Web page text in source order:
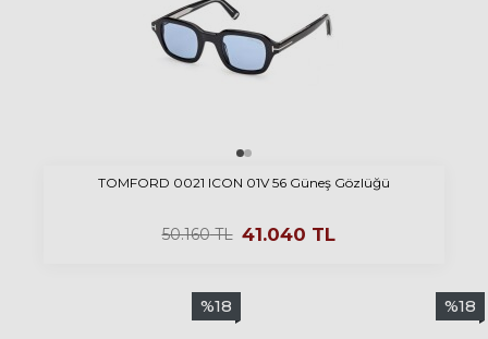
TOMFORD 0021 ICON 01V 56 Güneş Gözlüğü
50.160TL 41.040 TL
%18 %18